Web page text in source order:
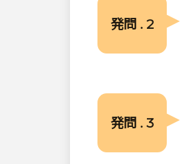
発問 . 2
発問 . 3